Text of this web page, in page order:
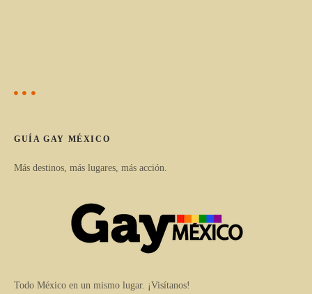
o
GUÍA GAY MÉXICO
Más destinos, más lugares, más acción.
Todo México en un mismo lugar. ¡Visítanos!